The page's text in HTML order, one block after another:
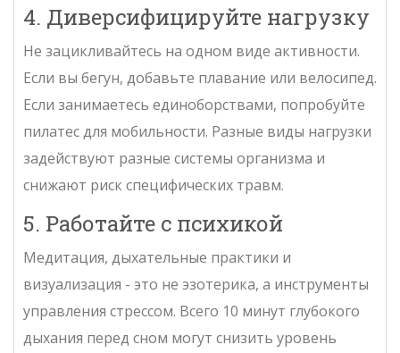
4. Диверсифицируйте нагрузку
Не зацикливайтесь на одном виде активности.
Если вы бегун, добавьте плавание или велосипед.
Если занимаетесь единоборствами, попробуйте
пилатес для мобильности. Разные виды нагрузки
задействуют разные системы организма и
снижают риск специфических травм.
5. Работайте с психикой
Медитация, дыхательные практики и
визуализация - это не эзотерика, а инструменты
управления стрессом. Всего 10 минут глубокого
дыхания перед сном могут снизить уровень